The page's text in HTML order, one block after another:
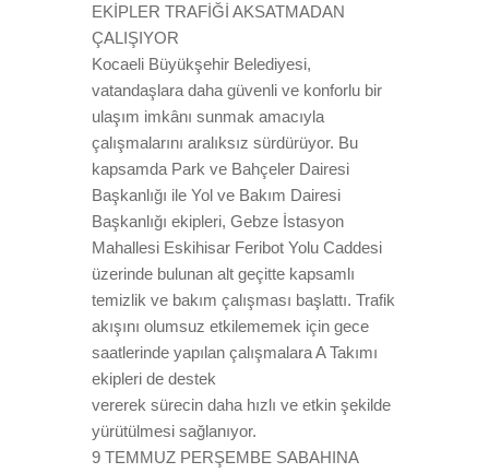
EKİPLER TRAFİĞİ AKSATMADAN
ÇALIŞIYOR
Kocaeli Büyükşehir Belediyesi,
vatandaşlara daha güvenli ve konforlu bir
ulaşım imkânı sunmak amacıyla
çalışmalarını aralıksız sürdürüyor. Bu
kapsamda Park ve Bahçeler Dairesi
Başkanlığı ile Yol ve Bakım Dairesi
Başkanlığı ekipleri, Gebze İstasyon
Mahallesi Eskihisar Feribot Yolu Caddesi
üzerinde bulunan alt geçitte kapsamlı
temizlik ve bakım çalışması başlattı. Trafik
akışını olumsuz etkilememek için gece
saatlerinde yapılan çalışmalara A Takımı
ekipleri de destek
vererek sürecin daha hızlı ve etkin şekilde
yürütülmesi sağlanıyor.
9 TEMMUZ PERŞEMBE SABAHINA